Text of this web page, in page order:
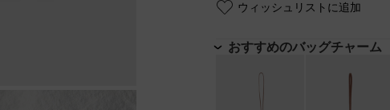
ウィッシュリストに追加
おすすめのバッグチャーム